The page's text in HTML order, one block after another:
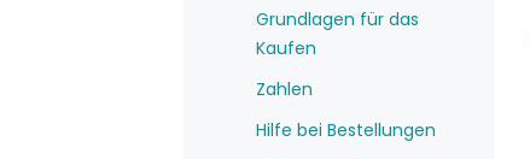
Grundlagen für das
Kaufen
Zahlen
Hilfe bei Bestellungen